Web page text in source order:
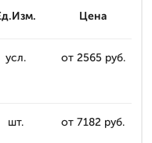
Цена
усл. от 2565 руб.
шт. от 7182 руб.